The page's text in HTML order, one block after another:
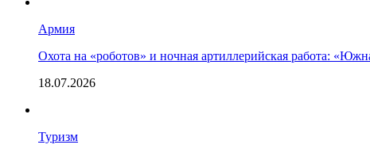
Армия
Охота на «роботов» и ночная артиллерийская работа:
18.07.2026
Туризм